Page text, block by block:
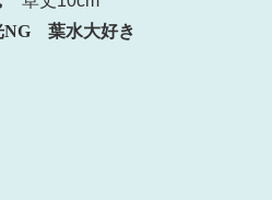
NG
葉水大好き